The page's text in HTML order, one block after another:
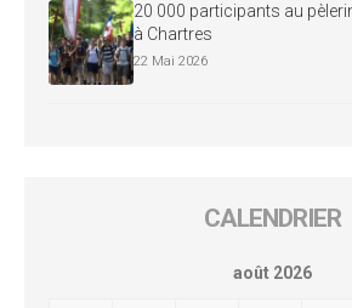
20 000 participants au
à Chartres
22 Mai 2026
CALENDRIER
août 2026